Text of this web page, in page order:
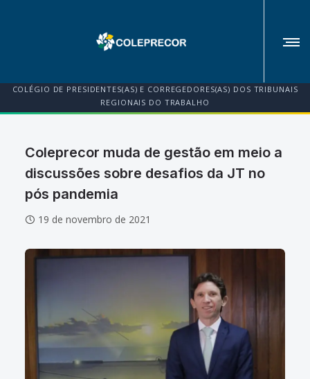
COLÉGIO DE PRESIDENTES(AS) E CORREGEDORES(AS) DOS TRIBUNAIS
REGIONAIS DO TRABALHO
Coleprecor muda de gestão em meio a
discussões sobre desafios da JT no
pós pandemia
19 de novembro de 2021